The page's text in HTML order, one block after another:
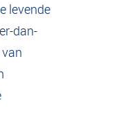
levende
dan-